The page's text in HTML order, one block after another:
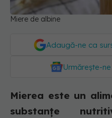
Miere de albine
Adaugă-ne ca
Urmărește-
Mierea este un
substanțe